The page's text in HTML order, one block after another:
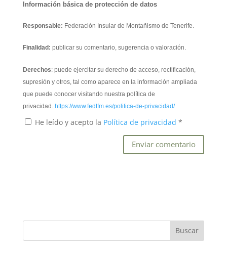
Información básica de protección de datos
Responsable: Federación Insular de Montañismo de Tenerife.
Finalidad: publicar su comentario, sugerencia o valoración.
Derechos: puede ejercitar su derecho de acceso, rectificación,
supresión y otros, tal como aparece en la información ampliada
que puede conocer visitando nuestra política de
privacidad. https://www.fedtfm.es/politica-de-privacidad/
He leído y acepto la Política de privacidad *